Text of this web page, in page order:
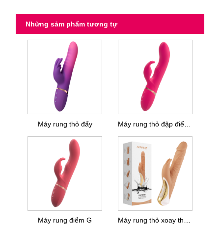
Những sảm phẩm tương tự
Máy rung thỏ đẩy Máy rung thỏ đập điểm G
Máy rung điểm G Máy rung thỏ xoay thực tế